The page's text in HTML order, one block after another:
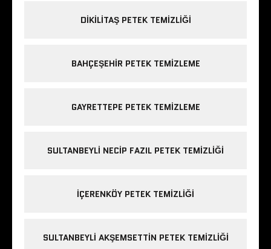
DIKILITAŞ PETEK TEMIZLIĞI
BAHÇEŞEHIR PETEK TEMIZLEME
GAYRETTEPE PETEK TEMIZLEME
SULTANBEYLI NECIP FAZIL PETEK TEMIZLIĞI
IÇERENKÖY PETEK TEMIZLIĞI
SULTANBEYLI AKŞEMSETTIN PETEK TEMIZLIĞI